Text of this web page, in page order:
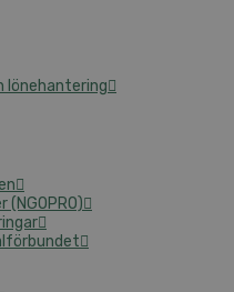
lönehantering
(NGOPRO)